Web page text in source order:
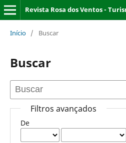
Revista Rosa dos Ventos -
Início / Buscar
Buscar
Filtros avançados
De